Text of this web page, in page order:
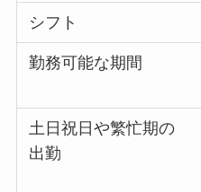
シフト
勤務可能な期間
土日祝日や繁忙期の
出勤